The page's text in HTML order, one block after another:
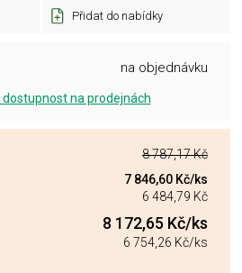
Přidat do nabídky
na objednávku
na prodejnách
8 787,17 Kč
7 846,60 Kč/ks
6 484,79 Kč
8 172,65 Kč/ks
6 754,26 Kč/ks